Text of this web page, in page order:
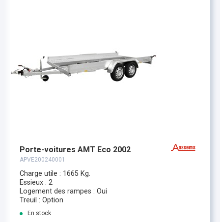
Porte-voitures AMT Eco 2002
APVE200240001
Charge utile : 1665 Kg.
Essieux : 2
Logement des rampes : Oui
Treuil : Option
En stock